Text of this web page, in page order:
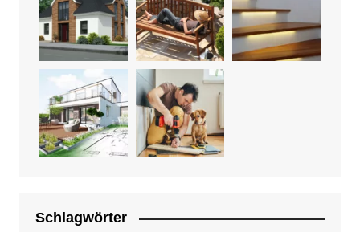
Schlagwörter